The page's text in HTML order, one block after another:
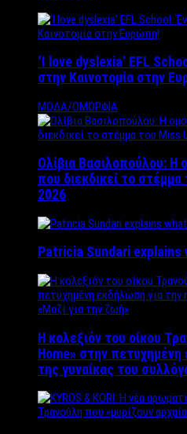
‘Ι love dyslexia’ EFL
στην Καινοτομία στην
ΜΟΔΑ/ΟΜΟΡΦΙΑ
Ολίβια Βασιλοπούλου: Η
που διεκδικεί το
2026
Patricia Sundari
Η κολεξιόν του οίκου
Home» στην
της γυναίκας του